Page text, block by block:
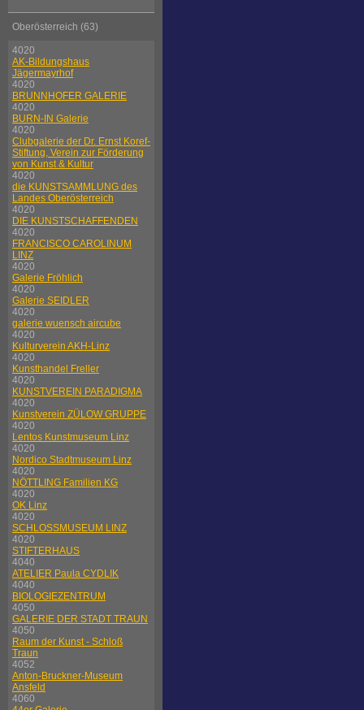
Oberösterreich (63)
4020
AK-Bildungshaus
Jägermayrhof
4020
BRUNNHOFER GALERIE
4020
BURN-IN Galerie
4020
Clubgalerie der Dr. Ernst Koref-
Stiftung, Verein zur Förderung
von Kunst & Kultur
4020
die KUNSTSAMMLUNG des
Landes Oberösterreich
4020
DIE KUNSTSCHAFFENDEN
4020
FRANCISCO CAROLINUM
LINZ
4020
Galerie Fröhlich
4020
Galerie SEIDLER
4020
galerie wuensch aircube
4020
Kulturverein AKH-Linz
4020
Kunsthandel Freller
4020
KUNSTVEREIN PARADIGMA
4020
Kunstverein ZÜLOW GRUPPE
4020
Lentos Kunstmuseum Linz
4020
Nordico Stadtmuseum Linz
4020
NÖTTLING Familien KG
4020
OK Linz
4020
SCHLOSSMUSEUM LINZ
4020
STIFTERHAUS
4040
ATELIER Paula CYDLIK
4040
BIOLOGIEZENTRUM
4050
GALERIE DER STADT TRAUN
4050
Raum der Kunst - Schloß
Traun
4052
Anton-Bruckner-Museum
Ansfeld
4060